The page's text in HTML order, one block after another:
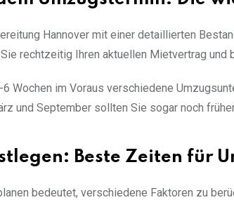
Hannover mit einer detaillierten
rechtzeitig Ihren aktuellen Mietvertrag und
Wochen im Voraus verschiedene
und September sollten Sie sogar noch
Beste Zeiten für
bedeutet, verschiedene Faktoren zu